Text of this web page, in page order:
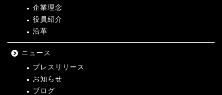
企業理念
役員紹介
沿革
ニュース
プレスリリース
お知らせ
ブログ